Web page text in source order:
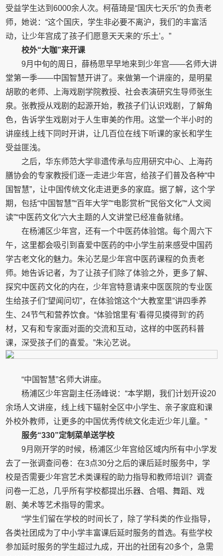
受益学生达到6000余人次。柯蓓琦是“国庆七天乐”的负责老
师，她说：“这个国庆，学生非必要不离沪，我们的丰富活
动，让少年宫成了孩子们愿意天天来的‘乐土’。”
校外“大咖”来开课
9月中旬的周日，薛杨思早早地来到少年宫——名师大讲
堂第一季——中国智慧开讲了。来做第一个讲座的，是明星
胡歌的老师、上海戏剧学院教授、社会表演研究生导师张生
泉。张教授从戏剧的起源开始，教孩子们认识戏剧，了解角
色，告诉学生戏剧对于人生审美的作用。这堂一个半小时的
讲座线上线下同时开讲，让几百位在线下听课的家长和学生
受益匪浅。
之后，华东师范大学非遗传承与应用研究中心、上海药
膳协会的专家教授们逐一走进少年宫，给孩子们普及各种“中
国智慧”，让中国传统文化走进更多的家庭。据了解，这个学
期，包括“中国智慧”“百年大学”“电影赏析”“民俗文化”“人文阅
读”“中医药文化”六大主题的人文讲堂已经准备就绪。
在杨浦区少年宫，还有一个中医药体验馆。每个周六下
午，这里都会吸引到喜爱中医药的中小学生前来感受中国药
学古老文化的魅力。朱沁艺是少年宫中医药课程的负责老
师。她告诉记者，为了让孩子们除了体验之外，更多了解、
探究中医药文化的内在，少年宫特意请来中医医院的专业医
生给孩子们“望闻问切”，在体验馆这个“大教室里”讲四季养
生、24节气和营养饮食。“体验馆里有‘看得见摸得到’的药
材，又有和专家面对面的交流和互动，这样的中医药科普
课，深受孩子们的喜爱。”朱沁艺说。
“中国智慧”名师大讲座。
杨浦区少年宫副主任汤峰说：“本学期，我们计划开设20
余场人文讲座，线上线下辐射全区中小学生、亲子家庭和课
外校外教师，让更多的中国优秀传统文化走近少年儿童。”
服务“330”定制菜单送学校
9月刚开学的时候，杨浦区少年宫给区域内所有中小学发
去了一张调查问卷：在3点30分之后的课后延时服务中，学
校是否需要少年宫艺术类课程的助力指导和教师培训？调查
问卷一汇总，几乎所有学校都提出乐器、合唱、舞蹈、戏
剧、美术等艺术指导的需求。
“学生们留在学校的时间长了，除了学科类的作业指导，
各类社团成为了中小学丰富课后延时服务的首选。有些学校
参加延时服务的学生超过九成，开出的社团有20多个，急需